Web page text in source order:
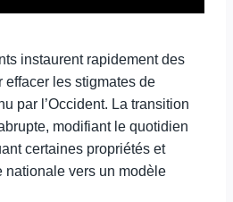
instaurent rapidement des
effacer les stigmates de
par l’Occident. La transition
modifiant le quotidien
certaines propriétés et
nationale vers un modèle